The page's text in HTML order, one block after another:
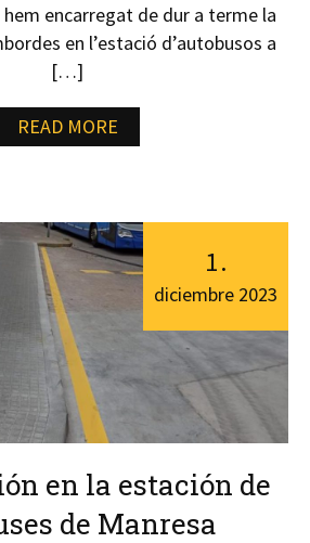
hem encarregat de dur a terme la
en l’estació d’autobusos a
[…]
READ MORE
en la estación de
de Manresa
1.
diciembre 2023